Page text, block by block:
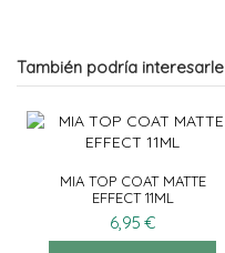
También podría interesarle
MIA TOP COAT MATTE
EFFECT 11ML
6,95 €